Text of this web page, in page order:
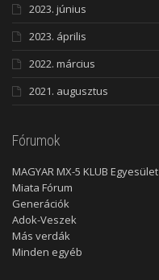
2023. június
2023. április
2022. március
2021. augusztus
Fórumok
MAGYAR MX-5 KLUB Egyesület
Miata Fórum
Generációk
Adok-Veszek
Más verdák
Minden egyéb